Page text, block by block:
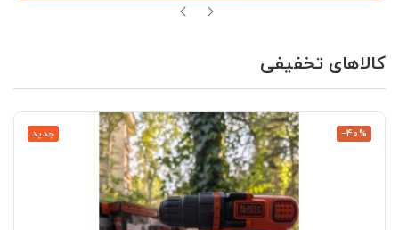
کالاهای تخفیفی
جدید ‎−40%